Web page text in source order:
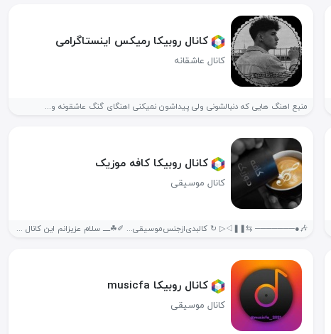
کانال روبیکا رمیکس اینستاگرامی
کانال عاشقانه
منبع اهنگ هایی که دنبالشونی ولی پیداشون نمیکنی اهنگای گنگ عاشقونه و...
کانال روبیکا کافه موزیک
کانال موسیقی
🎶●─────── ⇆ㅤ◁ㅤㅤ❚❚ㅤㅤ▷ ↻️ کالبدی‌ازجنس‌موسیقی... ✐☘ـــــ️ سلام عزیزانم این کانال متعلق به خودتونه...
کانال روبیکا musicfa
کانال موسیقی